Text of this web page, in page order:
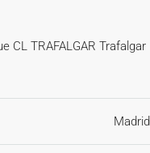
CL TRAFALGAR Trafalgar
Madrid